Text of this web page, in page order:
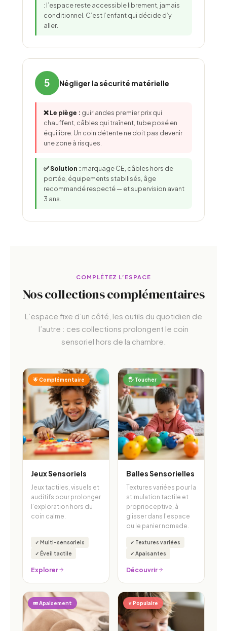
: l’espace reste accessible librement, jamais
conditionnel. C’est l’enfant qui décide d’y
aller.
5 Négliger la sécurité matérielle
❌ Le piège : guirlandes premier prix qui
chauffent, câbles qui traînent, tube posé en
équilibre. Un coin détente ne doit pas devenir
une zone à risques.
✅ Solution : marquage CE, câbles hors de
portée, équipements stabilisés, âge
recommandé respecté — et supervision avant
3 ans.
COMPLÉTEZ L’ESPACE
Nos collections complémentaires
L’espace fixe d’un côté, les outils du quotidien de
l’autre : ces collections prolongent le coin
sensoriel hors de la chambre.
🌟 Complémentaire
Jeux Sensoriels
Jeux tactiles, visuels et
auditifs pour prolonger
l’exploration hors du
coin calme.
✓ Multi-sensoriels
✓ Éveil tactile
Explorer
🖐️ Toucher
Balles Sensorielles
Textures variées pour la
stimulation tactile et
proprioceptive, à
glisser dans l’espace
ou le panier nomade.
✓ Textures variées
✓ Apaisantes
Découvrir
💤 Apaisement ⭐ Populaire